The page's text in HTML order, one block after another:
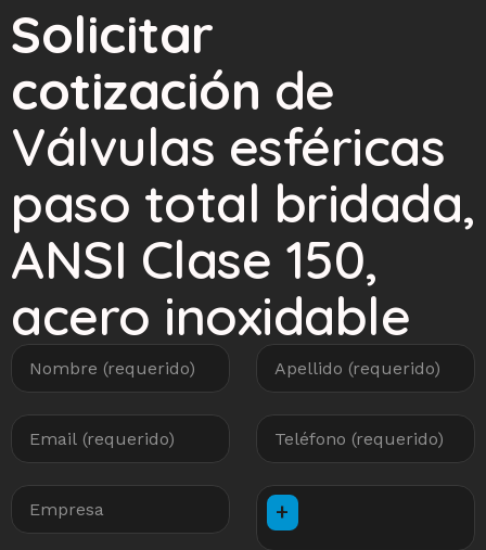
Solicitar
cotización de
Válvulas esféricas
paso total bridada,
ANSI Clase 150,
acero inoxidable